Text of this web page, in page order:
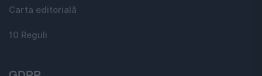
Carta editorială
10 Reguli